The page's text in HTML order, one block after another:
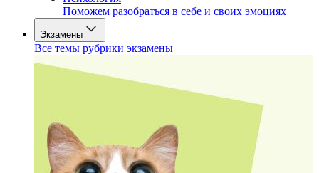
Поможем разобраться в себе и своих эмоциях
Экзамены
Все темы рубрики экзамены